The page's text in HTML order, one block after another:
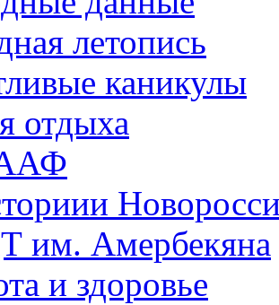
летопись
каникулы
отдыха
им. Амербекяна
и здоровье